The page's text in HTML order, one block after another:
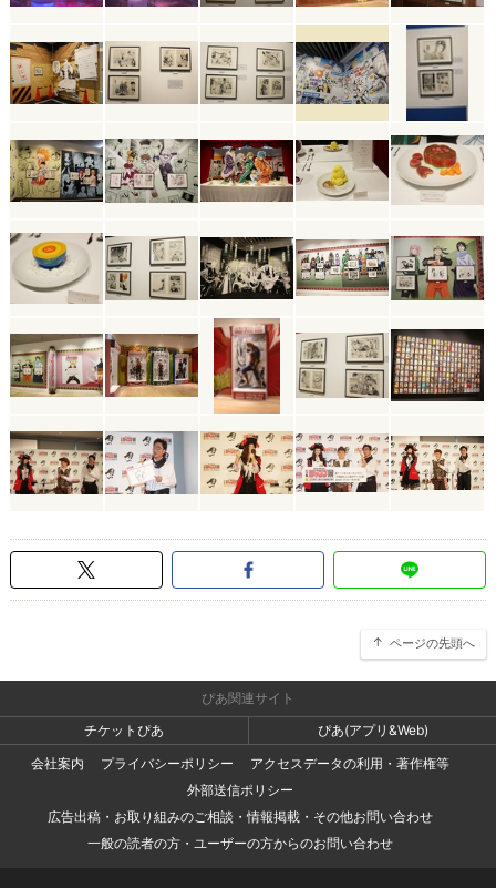
ページの先頭へ
ぴあ関連サイト
チケットぴあ
ぴあ(アプリ&Web)
会社案内
プライバシーポリシー
アクセスデータの利用・著作権等
外部送信ポリシー
広告出稿・お取り組みのご相談・情報掲載・その他お問い合わせ
一般の読者の方・ユーザーの方からのお問い合わせ